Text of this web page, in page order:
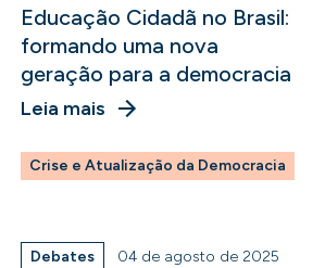
Educação Cidadã no Brasil:
formando uma nova
geração para a democracia
Leia mais
Crise e Atualização da Democracia
Debates 04 de agosto de 2025